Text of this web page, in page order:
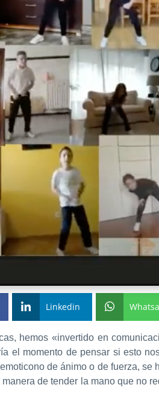
Linkedin
hemos «invertido en
el momento de pensar si esto
de ánimo o de fuerza,
de tender la mano que no